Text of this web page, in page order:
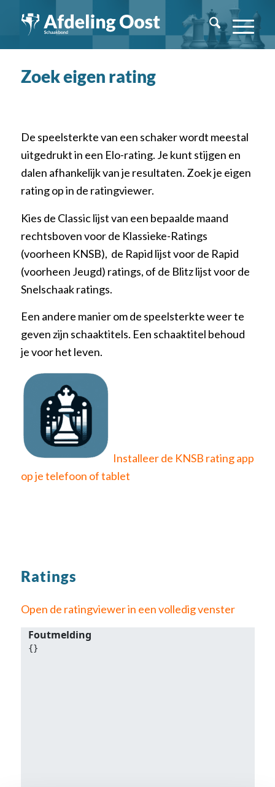
Zoek eigen rating
De speelsterkte van een schaker wordt meestal
uitgedrukt in een Elo-rating. Je kunt stijgen en
dalen afhankelijk van je resultaten. Zoek je eigen
rating op in de ratingviewer.
Kies de Classic lijst van een bepaalde maand
rechtsboven voor de Klassieke-Ratings
(voorheen KNSB), de Rapid lijst voor de Rapid
(voorheen Jeugd) ratings, of de Blitz lijst voor de
Snelschaak ratings.
Een andere manier om de speelsterkte weer te
geven zijn schaaktitels. Een schaaktitel behoud
je voor het leven.
Installeer de KNSB rating app
op je telefoon of tablet
Ratings
Open de ratingviewer in een volledig venster